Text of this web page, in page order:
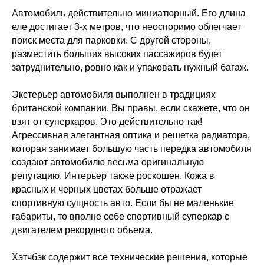
Автомобиль действительно миниатюрный. Его длина
еле достигает 3-х метров, что неоспоримо облегчает
поиск места для парковки. С другой стороны,
разместить больших высоких пассажиров будет
затруднительно, ровно как и упаковать нужный багаж.
Экстерьер автомобиля выполнен в традициях
британской компании. Вы правы, если скажете, что он
взят от суперкаров. Это действительно так!
Агрессивная элегантная оптика и решетка радиатора,
которая занимает большую часть передка автомобиля
создают автомобилю весьма оригинальную
репутацию. Интерьер также роскошен. Кожа в
красных и черных цветах больше отражает
спортивную сущность авто. Если бы не маленькие
габариты, то вполне себе спортивный суперкар с
двигателем рекордного объема.
Хэтчбэк содержит все технические решения, которые